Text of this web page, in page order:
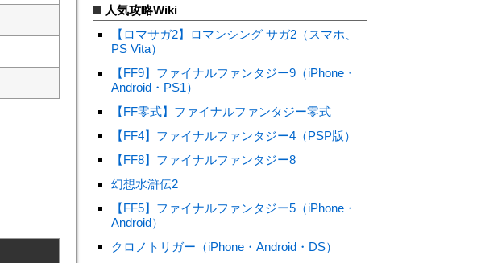
人気攻略Wiki
【ロマサガ2】ロマンシング サガ2（スマホ、
PS Vita）
【FF9】ファイナルファンタジー9（iPhone・
Android・PS1）
【FF零式】ファイナルファンタジー零式
【FF4】ファイナルファンタジー4（PSP版）
【FF8】ファイナルファンタジー8
幻想水滸伝2
【FF5】ファイナルファンタジー5（iPhone・
Android）
クロノトリガー（iPhone・Android・DS）